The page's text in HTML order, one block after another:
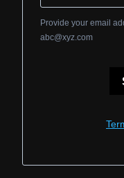
Provide your email
abc@xyz.com